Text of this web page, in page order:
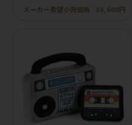
メーカー希望小売価格
36,600円